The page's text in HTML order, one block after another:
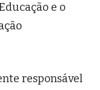
e o
responsável